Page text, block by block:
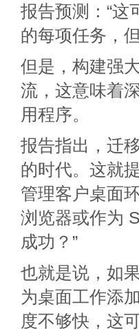
报告预测：“这
的每项任务，
但是，构建强
流，这意味着
用程序。
报告指出，迁
的时代。这就
管理客户桌面
浏览器或作为
成功？”
也就是说，如
为桌面工作添
度不够快，这